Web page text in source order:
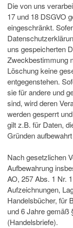
Die von uns
17 und 18 DSGVO
eingeschränkt.
uns gespeicherten
Zweckbestimmung
Löschung keine
entgegenstehen.
sie für andere und
sind, wird deren
werden gesperrt
gilt z.B. für Daten,
Gründen
Nach gesetzlichen
Aufbewahrung
AO, 257 Abs. 1 Nr.
Aufzeichnungen,
Handelsbücher, für
und 6 Jahre gemäß
(Handelsbriefe).